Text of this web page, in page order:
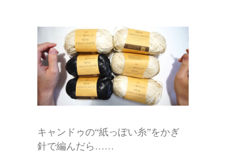
キャンドゥの“紙っぽい糸”をかぎ
針で編んだら……